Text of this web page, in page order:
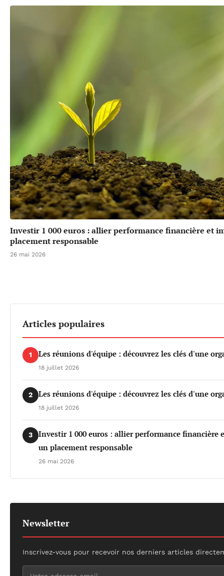
Investir 1 000 euros : allier performance financière et
placement responsable
26 mai 2026
Articles populaires
1 Les réunions d'équipe : découvrez les clés d'une
18 juillet 2026
2 Les réunions d'équipe : découvrez les clés d'une
18 juillet 2026
3
Investir 1 000 euros : allier performance financière
un placement responsable
26 mai 2026
Newsletter
Inscrivez-vous pour recevoir nos derniers articles